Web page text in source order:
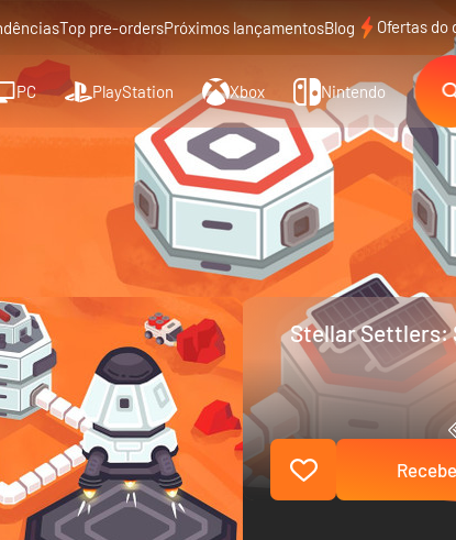
Top pre-ordersPróximos lançamentosBlog Ofertas do
PC PlayStation Xbox Nintendo
Stellar Settlers: